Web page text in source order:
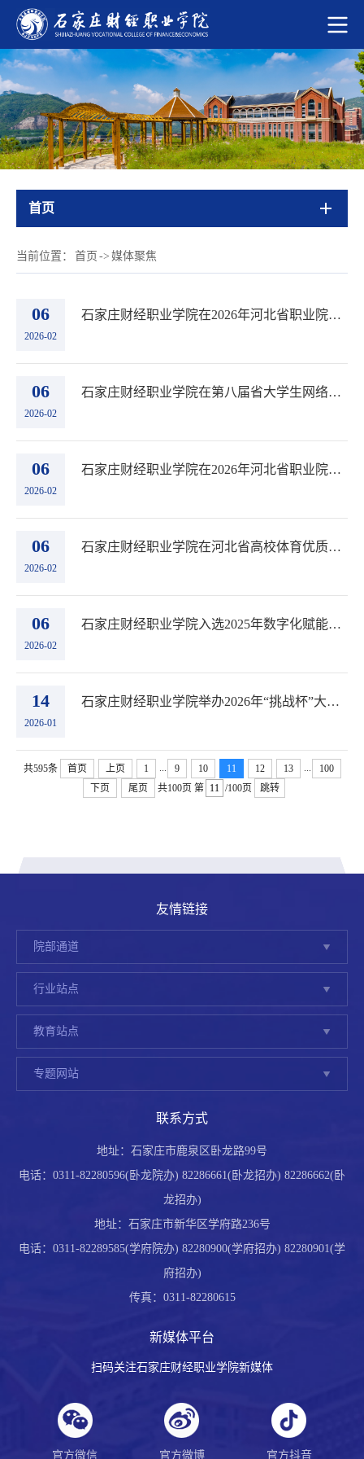
首页
当前位置： 首页 -> 媒体聚焦
06
2026-02
石家庄财经职业学院在2026年河北省职业院校技能大赛高职组“酒店服务”与“酒水服务”两大赛...
06
2026-02
石家庄财经职业学院在第八届省大学生网络文化节获奖
06
2026-02
石家庄财经职业学院在2026年河北省职业院校技能大赛“高教社杯”英语口语比赛获二等奖
06
2026-02
石家庄财经职业学院在河北省高校体育优质课教学比赛二等奖
06
2026-02
石家庄财经职业学院入选2025年数字化赋能教育管理高质量发展应用典型案例
14
2026-01
石家庄财经职业学院举办2026年“挑战杯”大学生创业计划竞赛终审决赛
共595条 首页 上页 1 9 10 11 12 13
100
下页
尾页 共100页 第 /100页 跳转
友情链接
院部通道
行业站点
教育站点
专题网站
联系方式
地址：石家庄市鹿泉区卧龙路99号
电话：0311-82280596(卧龙院办) 82286661(卧龙招办) 82286662(卧
龙招办)
地址：石家庄市新华区学府路236号
电话：0311-82289585(学府院办) 82280900(学府招办) 82280901(学
府招办)
传真：0311-82280615
新媒体平台
扫码关注石家庄财经职业学院新媒体
官方微信 官方微博 官方抖音